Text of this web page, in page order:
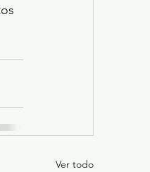
Ver todo